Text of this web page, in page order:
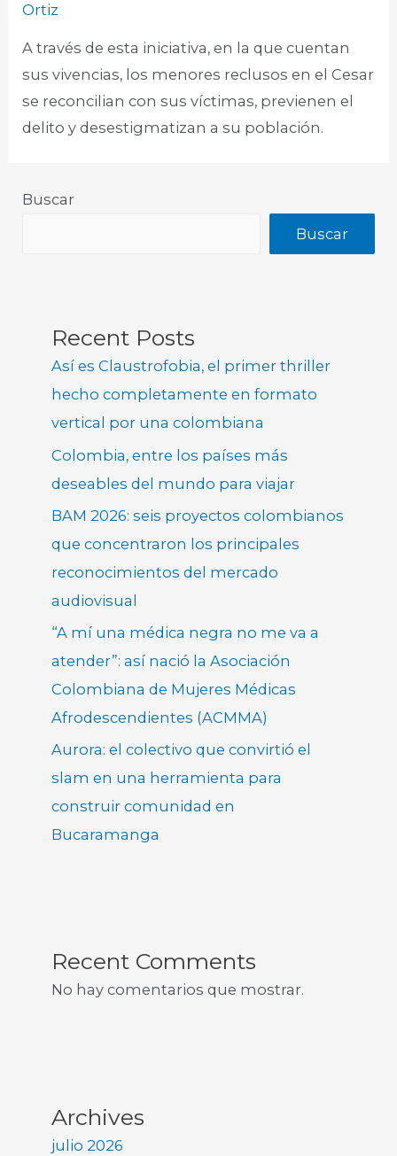
Ortiz
A través de esta iniciativa, en la que cuentan
sus vivencias, los menores reclusos en el Cesar
se reconcilian con sus víctimas, previenen el
delito y desestigmatizan a su población.
Buscar
Buscar
Recent Posts
Así es Claustrofobia, el primer thriller
hecho completamente en formato
vertical por una colombiana
Colombia, entre los países más
deseables del mundo para viajar
BAM 2026: seis proyectos colombianos
que concentraron los principales
reconocimientos del mercado
audiovisual
“A mí una médica negra no me va a
atender”: así nació la Asociación
Colombiana de Mujeres Médicas
Afrodescendientes (ACMMA)
Aurora: el colectivo que convirtió el
slam en una herramienta para
construir comunidad en
Bucaramanga
Recent Comments
No hay comentarios que mostrar.
Archives
julio 2026